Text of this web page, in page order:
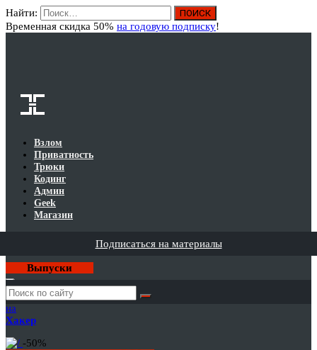
Найти:
Временная скидка 50% на годовую подписку!
Взлом
Приватность
Трюки
Кодинг
Админ
Geek
Магазин
Подписаться на материалы
Выпуски
Годовая
подписка
на
Хакер
-50%